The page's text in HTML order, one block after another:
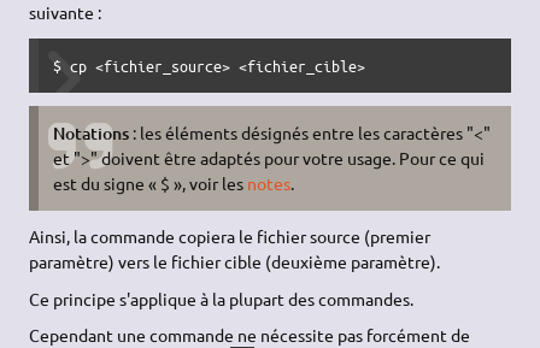
suivante :
$ cp <fichier_source> <fichier_cible>
Notations : les éléments désignés entre les caractères "<"
et ">" doivent être adaptés pour votre usage. Pour ce qui
est du signe « $ », voir les notes.
Ainsi, la commande copiera le fichier source (premier
paramètre) vers le fichier cible (deuxième paramètre).
Ce principe s'applique à la plupart des commandes.
Cependant une commande ne nécessite pas forcément de